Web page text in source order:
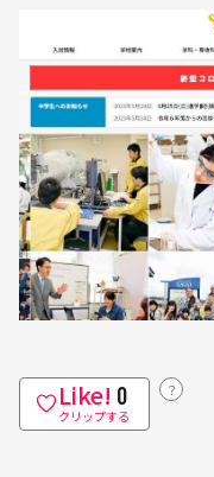
Like! 0
クリップする
？